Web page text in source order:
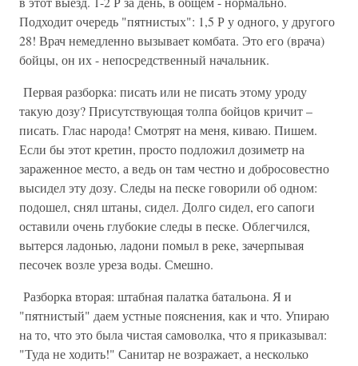
Подходит очередь "пятнистых": 1,5 Р у одного, у другого
28! Врач немедленно вызывает комбата. Это его (врача)
бойцы, он их - непосредственный начальник.
Первая разборка: писать или не писать этому уроду
такую дозу? Присутствующая толпа бойцов кричит –
писать. Глас народа! Смотрят на меня, киваю. Пишем.
Если бы этот кретин, просто подложил дозиметр на
зараженное место, а ведь он там честно и добросовестно
высидел эту дозу. Следы на песке говорили об одном:
подошел, снял штаны, сидел. Долго сидел, его сапоги
оставили очень глубокие следы в песке. Облегчился,
вытерся ладонью, ладони помыл в реке, зачерпывая
песочек возле уреза воды. Смешно.
Разборка вторая: штабная палатка батальона. Я и
"пятнистый" даем устные пояснения, как и что. Упираю
на то, что это была чистая самоволка, что я приказывал:
"Туда не ходить!" Санитар не возражает, а несколько